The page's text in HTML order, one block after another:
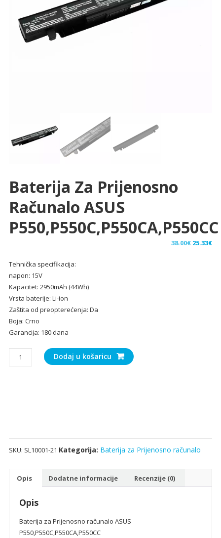
Baterija Za Prijenosno
Računalo ASUS
P550,P550C,P550CA,P550CC
38.00€ Izvorna
25.33€
Tehnička specifikacija:
napon: 15V
Kapacitet: 2950mAh (44Wh)
Vrsta baterije: Li-ion
Zaštita od preopterećenja: Da
Boja: Crno
Garancija: 180 dana
Baterija
za
Dodaj u košaricu
SKU: SL10001-21 Kategorija: Baterija za Prijenosno računalo
Opis Dodatne informacije Recenzije (0)
Opis
Baterija za Prijenosno računalo ASUS
P550,P550C,P550CA,P550CC